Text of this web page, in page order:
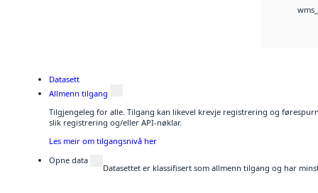
Datasett
Allmenn tilgang
Tilgjengeleg for alle. Tilgang kan likevel krevje registrering og
slik registrering og/eller API-nøklar.
Les meir om tilgangsnivå her
Opne data
Datasettet er klassifisert som allmenn tilgang og har